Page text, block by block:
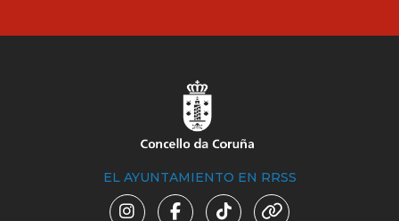
EL AYUNTAMIENTO EN RRSS